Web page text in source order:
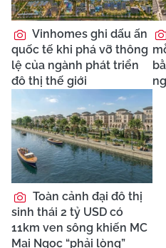
Vinhomes ghi dấu ấn
quốc tế khi phá vỡ thông
lệ của ngành phát triển
đô thị thế giới
Toàn cảnh đại đô thị
sinh thái 2 tỷ USD có
11km ven sông khiến MC
Mai Ngọc “phải lòng”